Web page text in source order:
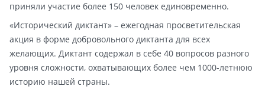
приняли участие более 150 человек единовременно.
«Исторический диктант» – ежегодная просветительская
акция в форме добровольного диктанта для всех
желающих. Диктант содержал в себе 40 вопросов разного
уровня сложности, охватывающих более чем 1000-летнюю
историю нашей страны.